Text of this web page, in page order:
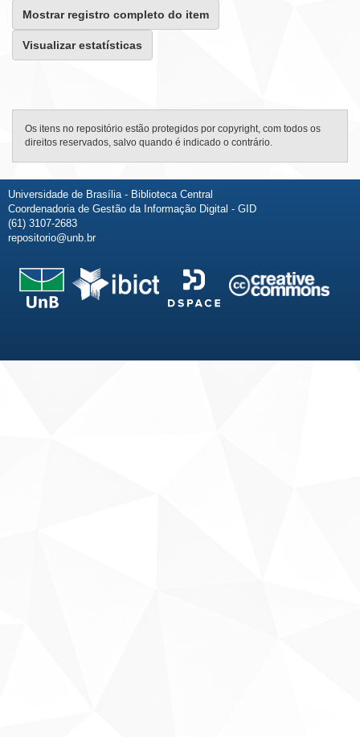
Mostrar registro completo do item
Visualizar estatísticas
Os itens no repositório estão protegidos por copyright, com todos os
direitos reservados, salvo quando é indicado o contrário.
Universidade de Brasília - Biblioteca Central
Coordenadoria de Gestão da Informação Digital - GID
(61) 3107-2683
repositorio@unb.br